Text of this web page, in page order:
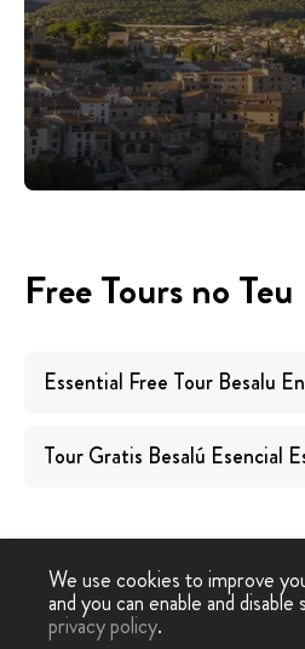
Free Tours no
Essential Free Tour Besalu
Tour Gratis Besalú Esencial
Free
Tour - Free Tour
Besalu
We use cookies to improve
and you can enable and
privacy policy.